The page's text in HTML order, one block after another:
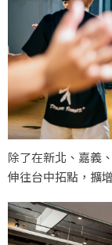
除了在新北、嘉義
伸往台中拓點，擴